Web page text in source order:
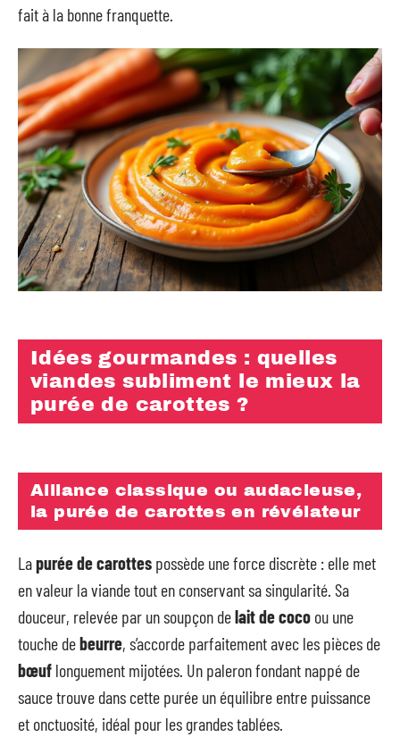
fait à la bonne franquette.
Idées gourmandes : quelles
viandes subliment le mieux la
purée de carottes ?
Alliance classique ou audacieuse,
la purée de carottes en révélateur
Lapurée de carottes possède une force discrète : elle met
en valeur la viande tout en conservant sa singularité. Sa
douceur, relevée par un soupçon delait de coco ou une
touche debeurre, s’accorde parfaitement avec les pièces de
bœuf longuement mijotées. Un paleron fondant nappé de
sauce trouve dans cette purée un équilibre entre puissance
et onctuosité, idéal pour les grandes tablées.